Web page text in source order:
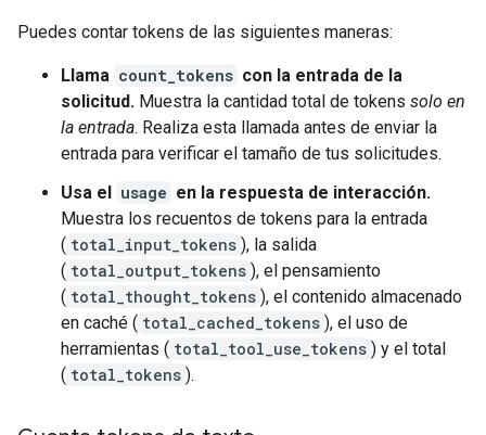
Puedes contar tokens de las siguientes maneras:
Llama count_tokens con la entrada de la
solicitud. Muestra la cantidad total de tokens solo en
la entrada. Realiza esta llamada antes de enviar la
entrada para verificar el tamaño de tus solicitudes.
Usa el usage en la respuesta de interacción.
Muestra los recuentos de tokens para la entrada
( total_input_tokens ), la salida
( total_output_tokens ), el pensamiento
( total_thought_tokens ), el contenido almacenado
en caché ( total_cached_tokens ), el uso de
herramientas ( total_tool_use_tokens ) y el total
( total_tokens ).